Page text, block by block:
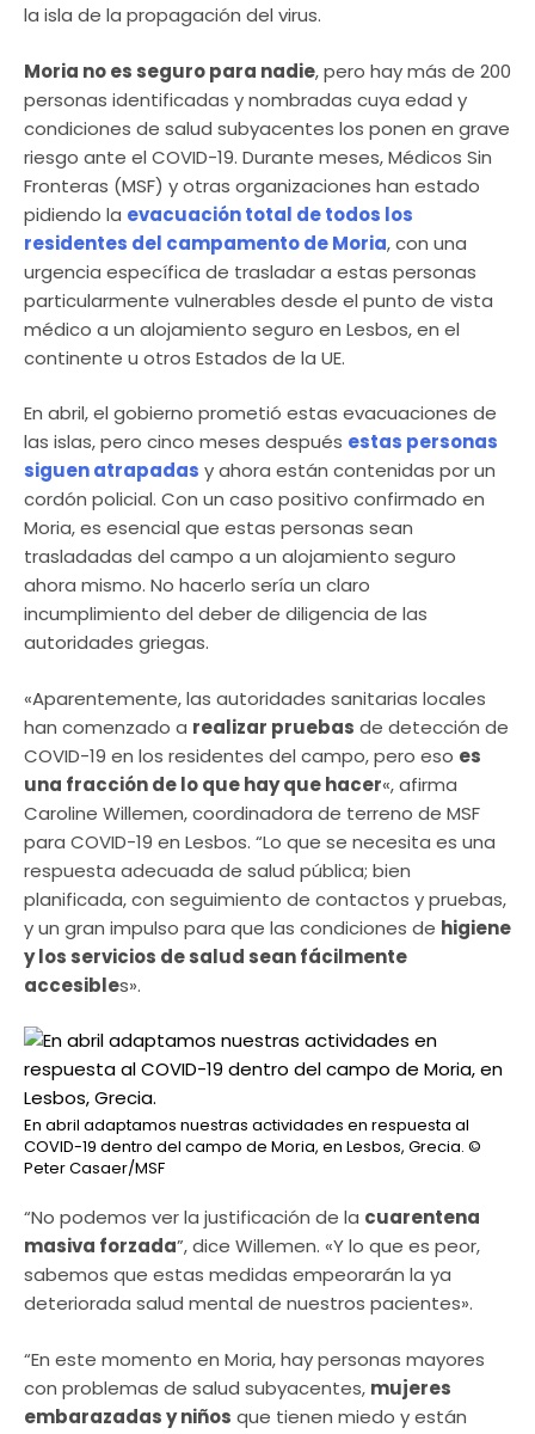
la isla de la propagación del virus.
Moria no es seguro para nadie, pero hay más de 200
personas identificadas y nombradas cuya edad y
condiciones de salud subyacentes los ponen en grave
riesgo ante el COVID-19. Durante meses, Médicos Sin
Fronteras (MSF) y otras organizaciones han estado
pidiendo la evacuación total de todos los
residentes del campamento de Moria, con una
urgencia específica de trasladar a estas personas
particularmente vulnerables desde el punto de vista
médico a un alojamiento seguro en Lesbos, en el
continente u otros Estados de la UE.
En abril, el gobierno prometió estas evacuaciones de
las islas, pero cinco meses después estas personas
siguen atrapadas y ahora están contenidas por un
cordón policial. Con un caso positivo confirmado en
Moria, es esencial que estas personas sean
trasladadas del campo a un alojamiento seguro
ahora mismo. No hacerlo sería un claro
incumplimiento del deber de diligencia de las
autoridades griegas.
«Aparentemente, las autoridades sanitarias locales
han comenzado a realizar pruebas de detección de
COVID-19 en los residentes del campo, pero eso es
una fracción de lo que hay que hacer«, afirma
Caroline Willemen, coordinadora de terreno de MSF
para COVID-19 en Lesbos. “Lo que se necesita es una
respuesta adecuada de salud pública; bien
planificada, con seguimiento de contactos y pruebas,
y un gran impulso para que las condiciones de higiene
y los servicios de salud sean fácilmente
accesibles».
En abril adaptamos nuestras actividades en respuesta al
COVID-19 dentro del campo de Moria, en Lesbos, Grecia. ©
Peter Casaer/MSF
“No podemos ver la justificación de la cuarentena
masiva forzada”, dice Willemen. «Y lo que es peor,
sabemos que estas medidas empeorarán la ya
deteriorada salud mental de nuestros pacientes».
“En este momento en Moria, hay personas mayores
con problemas de salud subyacentes, mujeres
embarazadas y niños que tienen miedo y están